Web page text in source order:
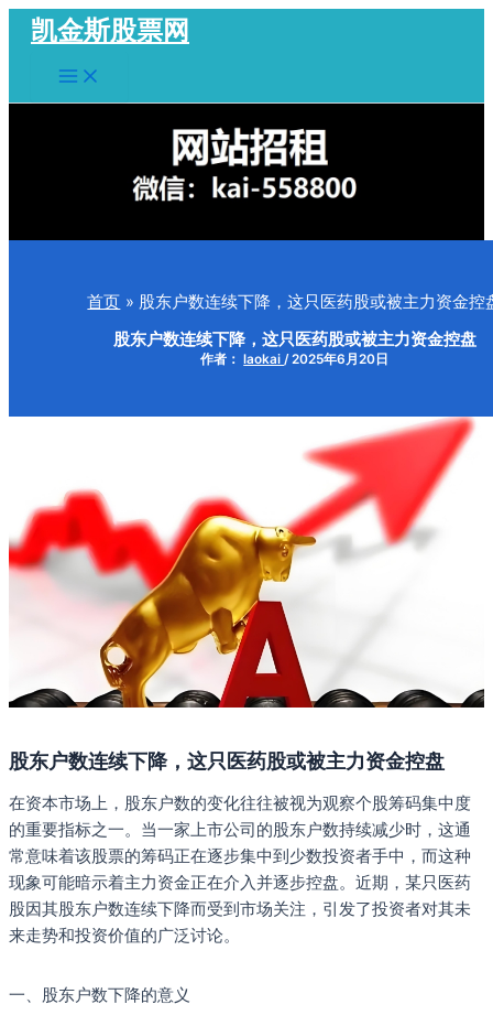
容
凯金斯股票网
Main
Menu
首页 股东户数连续下降，这只医药股或被主力资金控
股东户数连续下降，这只医药股或被主力资金控盘
作者： laokai /2025年6月20日
股东户数连续下降，这只医药股或被主力资金控盘
在资本市场上，股东户数的变化往往被视为观察个股筹码集中度
的重要指标之一。当一家上市公司的股东户数持续减少时，这通
常意味着该股票的筹码正在逐步集中到少数投资者手中，而这种
现象可能暗示着主力资金正在介入并逐步控盘。近期，某只医药
股因其股东户数连续下降而受到市场关注，引发了投资者对其未
来走势和投资价值的广泛讨论。
一、股东户数下降的意义